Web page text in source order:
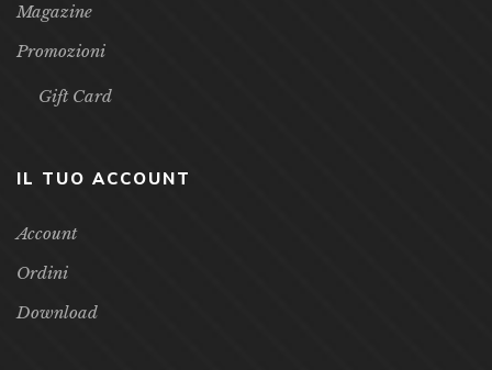
Magazine
Promozioni
Gift Card
IL TUO ACCOUNT
Account
Ordini
Download